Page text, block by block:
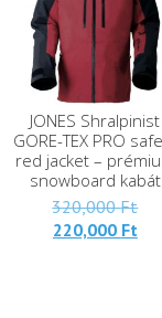
JONES Shralpinist
GORE-TEX PRO
red jacket –
snowboard kabát
320,000Ft
220,000 Ft